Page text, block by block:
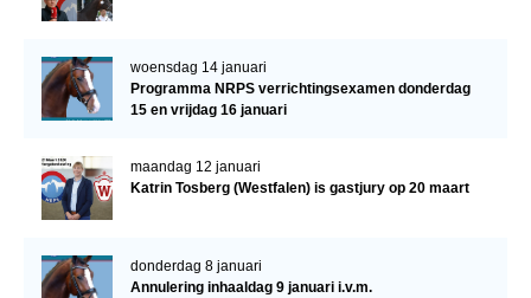
woensdag 14 januari
Programma NRPS verrichtingsexamen donderdag
15 en vrijdag 16 januari
maandag 12 januari
Katrin Tosberg (Westfalen) is gastjury op 20 maart
donderdag 8 januari
Annulering inhaaldag 9 januari i.v.m.